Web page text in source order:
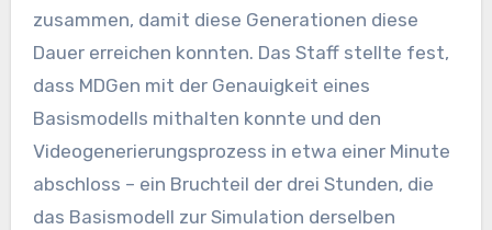
zusammen, damit diese Generationen diese
Dauer erreichen konnten. Das Staff stellte fest,
dass MDGen mit der Genauigkeit eines
Basismodells mithalten konnte und den
Videogenerierungsprozess in etwa einer Minute
abschloss – ein Bruchteil der drei Stunden, die
das Basismodell zur Simulation derselben